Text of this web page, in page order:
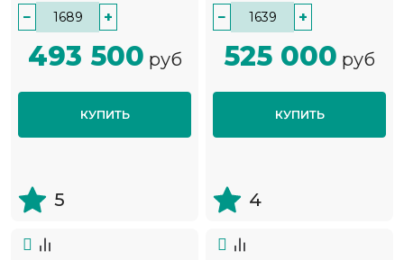
− +
493 500 руб
КУПИТЬ
5
− +
525 000 руб
КУПИТЬ
4